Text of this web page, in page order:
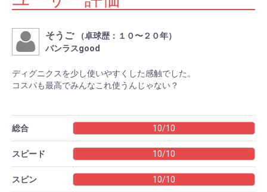
そうご
（卓球歴：１０〜２０年）
バンラスgood
ディグニクスを少し使いやすくした感触でした。
コスパも最高でみんなこれ使うんじゃない？
総合 10/10
スピード 10/10
スピン 10/10